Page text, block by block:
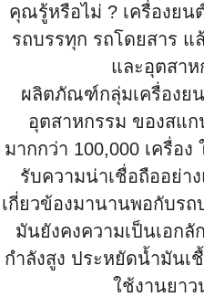
คุณรู้หรือไม่ ? เครื่องยน
รถบรรทุก รถโดยสาร แ
และอุตสาห
ผลิตภัณฑ์กลุ่มเครื่องยน
อุตสาหกรรม ของสแ
มากกว่า 100,000 เครื่อ
รับความน่าเชื่อถืออย่า
เกี่ยวข้องมานานพอกับร
มันยังคงความเป็นเอก
กำลังสูง ประหยัดน้ำมันเ
ใช้งานยาว